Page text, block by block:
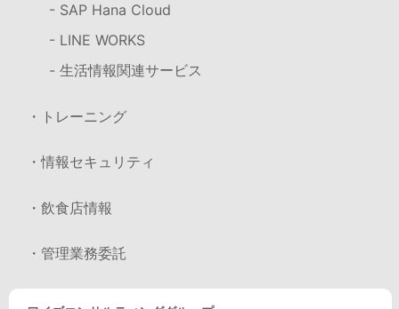
- SAP Hana Cloud
- LINE WORKS
- 生活情報関連サービス
・トレーニング
・情報セキュリティ
・飲食店情報
・管理業務委託